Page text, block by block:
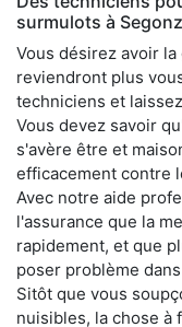
surmulots à
Vous désirez avoir
reviendront plus
techniciens et
Vous devez savoir
s'avère être et
efficacement contre
Avec notre aide
l'assurance que la
rapidement, et que
poser problème
Sitôt que vous
nuisibles, la chose à